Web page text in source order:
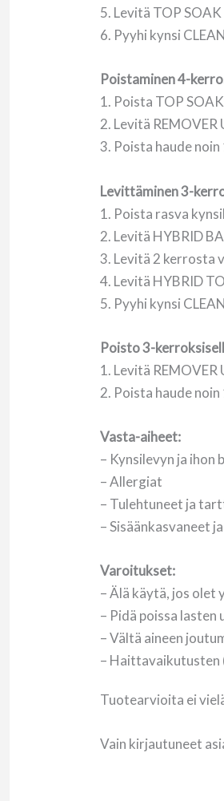
5. Levitä TOP
6. Pyyhi kynsi
Poistaminen 4-
1. Poista TOP
2. Levitä
3. Poista haude
Levittäminen 3-
1. Poista rasva
2. Levitä HYBRID
3. Levitä 2 kerrosta
4. Levitä HYBRID
5. Pyyhi kynsi
Poisto 3-
1. Levitä
2. Poista haude
Vasta-aiheet:
– Kynsilevyn ja
– Allergiat
– Tulehtuneet ja
– Sisäänkasvaneet
Varoitukset:
– Älä käytä, jos olet
– Pidä poissa
– Vältä aineen
– Haittavaikutusten
Tuotearvioita ei
Vain kirjautuneet